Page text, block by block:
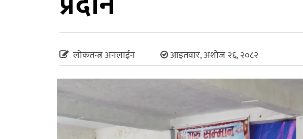
लोकतन्त्र अनलाईन आइतवार, अशोज २६, २०८२